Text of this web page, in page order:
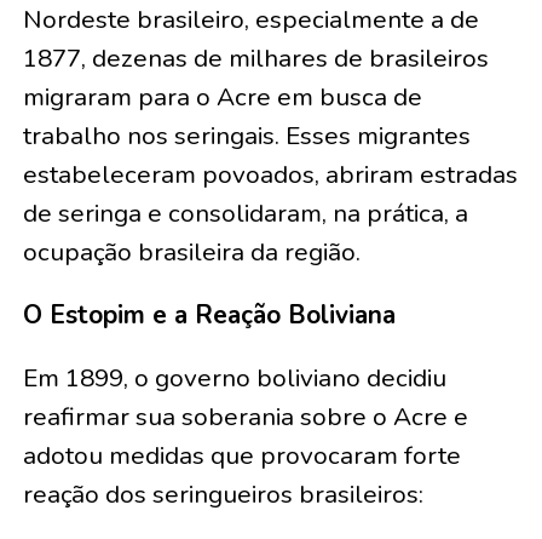
Nordeste brasileiro, especialmente a de
1877, dezenas de milhares de brasileiros
migraram para o Acre em busca de
trabalho nos seringais. Esses migrantes
estabeleceram povoados, abriram estradas
de seringa e consolidaram, na prática, a
ocupação brasileira da região.
O Estopim e a Reação Boliviana
Em 1899, o governo boliviano decidiu
reafirmar sua soberania sobre o Acre e
adotou medidas que provocaram forte
reação dos seringueiros brasileiros: